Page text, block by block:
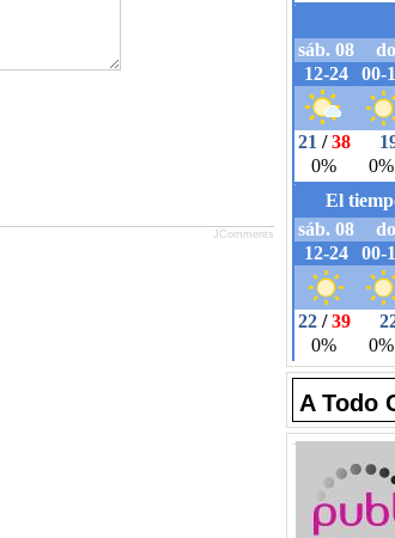
JComments
A Todo